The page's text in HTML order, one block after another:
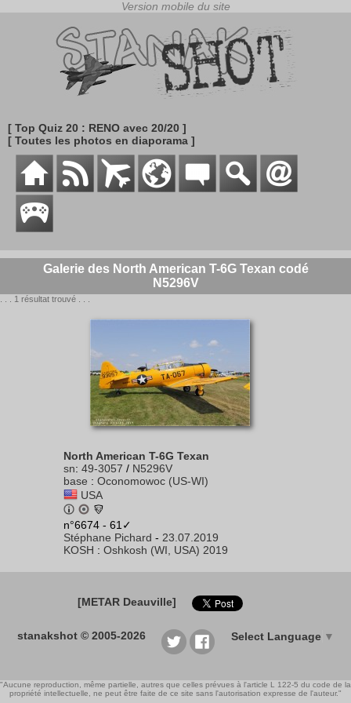
[ Top Quiz 20 : RENO avec 20/20 ]
[ Toutes les photos en diaporama ]
Galerie des North American T-6G Texan codé
N5296V
. . . 1 résultat trouvé . . .
North American T-6G Texan
sn: 49-3057 / N5296V
base : Oconomowoc (US-WI)
USA
n°6674 - 61✓
Stéphane Pichard - 23.07.2019
KOSH : Oshkosh (WI, USA) 2019
[METAR Deauville]
stanakshot © 2005-2026 Select Language ▼
"Aucune reproduction, même partielle, autres que celles prévues à l'article L 122-5 du code de la
propriété intellectuelle, ne peut être faite de ce site sans l'autorisation expresse de l'auteur."